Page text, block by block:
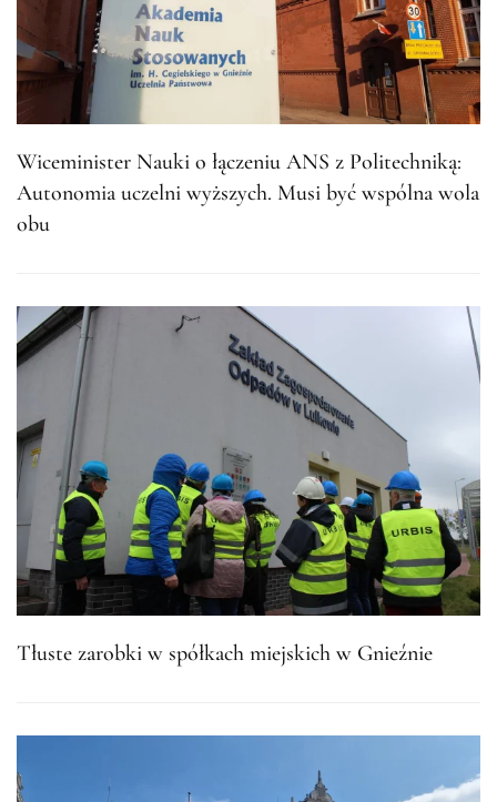
Wiceminister Nauki o łączeniu ANS z Politechniką:
Autonomia uczelni wyższych. Musi być wspólna wola
obu
Tłuste zarobki w spółkach miejskich w Gnieźnie